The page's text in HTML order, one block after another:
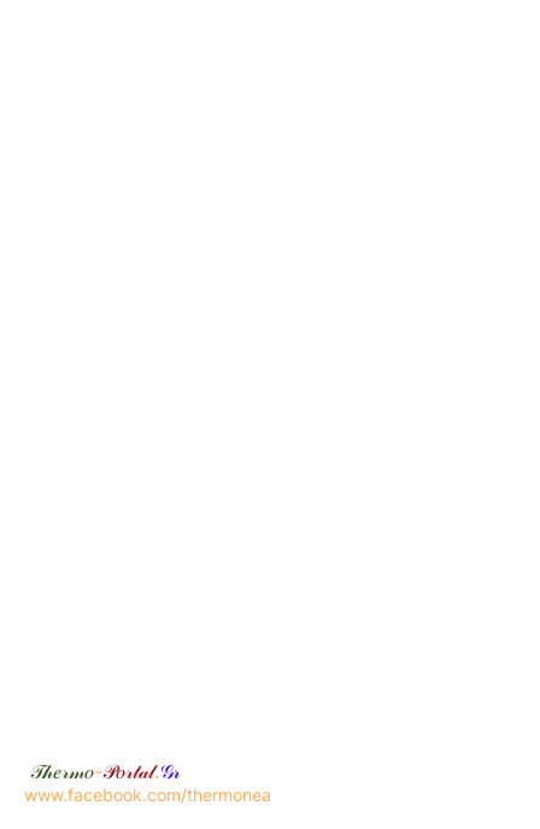
𝒯𝒽𝑒𝓇𝓂𝑜-𝒫𝑜𝓇𝓉𝒶𝓁.𝒢𝓇
www.facebook.com/thermonea